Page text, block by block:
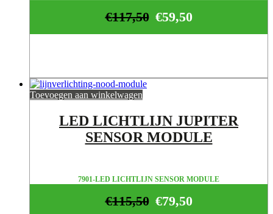
€59,50
€117,50
Toevoegen aan winkelwagen
LED LICHTLIJN JUPITER
SENSOR MODULE
7901-LED LICHTLIJN SENSOR MODULE
€79,50
€115,50